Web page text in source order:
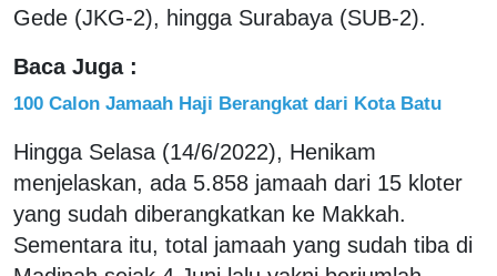
Gede (JKG-2), hingga Surabaya (SUB-2).
Baca Juga :
100 Calon Jamaah Haji Berangkat dari Kota Batu
Hingga Selasa (14/6/2022), Henikam
menjelaskan, ada 5.858 jamaah dari 15 kloter
yang sudah diberangkatkan ke Makkah.
Sementara itu, total jamaah yang sudah tiba di